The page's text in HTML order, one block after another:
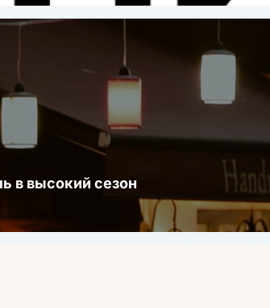
в высокий сезон